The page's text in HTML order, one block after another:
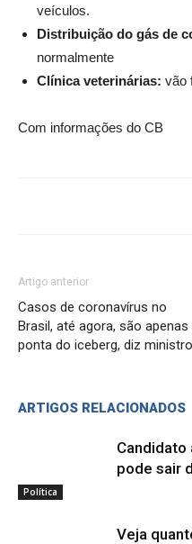
veículos.
Distribuição do gás de
normalmente
Clínica veterinárias: vão
Com informações do CB
Artigo anterior
Casos de coronavírus no
Brasil, até agora, são apenas
ponta do iceberg, diz ministro
ARTIGOS RELACIONADOS
Política
Candidato
pode sair
Veja